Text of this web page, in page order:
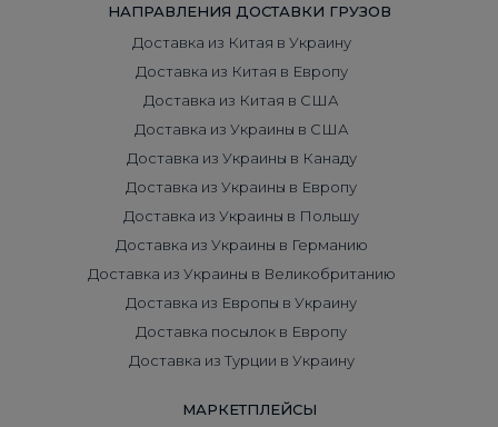
НАПРАВЛЕНИЯ ДОСТАВКИ ГРУЗОВ
Доставка из Китая в Украину
Доставка из Китая в Европу
Доставка из Китая в США
Доставка из Украины в США
Доставка из Украины в Канаду
Доставка из Украины в Европу
Доставка из Украины в Польшу
Доставка из Украины в Германию
Доставка из Украины в Великобританию
Доставка из Европы в Украину
Доставка посылок в Европу
Доставка из Турции в Украину
МАРКЕТПЛЕЙСЫ